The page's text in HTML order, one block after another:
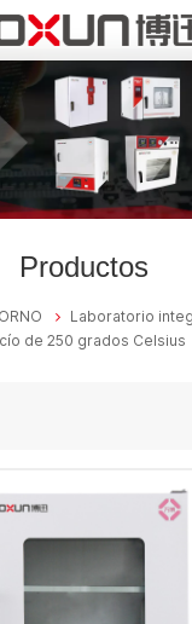
Productos
Laboratorio
de 250 grados Celsius